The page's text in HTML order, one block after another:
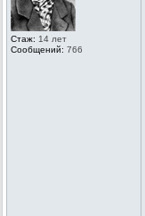
Стаж: 14 лет
Сообщений: 766